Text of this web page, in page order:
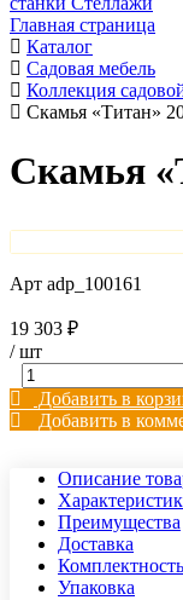
Главная страница
Каталог
Садовая мебель
Коллекция
Скамья «Титан»
Скамья
Арт adp_100161
19 303 ₽
/шт
Добавить в
Добавить в
Описание
Преимущества
Доставка
Комплектность
Упаковка